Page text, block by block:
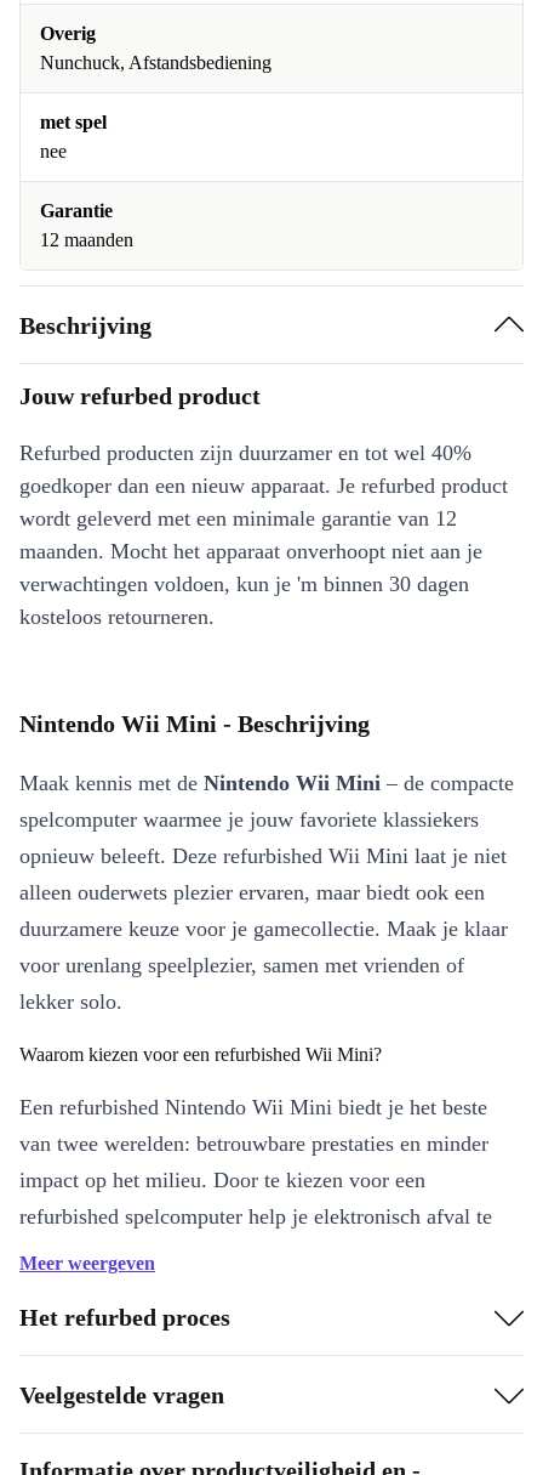
Overig
Nunchuck, Afstandsbediening
met spel
nee
Garantie
12 maanden
Beschrijving
Jouw refurbed product
Refurbed producten zijn duurzamer en tot wel 40%
goedkoper dan een nieuw apparaat. Je refurbed product
wordt geleverd met een minimale garantie van 12
maanden. Mocht het apparaat onverhoopt niet aan je
verwachtingen voldoen, kun je 'm binnen 30 dagen
kosteloos retourneren.
Nintendo Wii Mini - Beschrijving
Maak kennis met de Nintendo Wii Mini – de compacte
spelcomputer waarmee je jouw favoriete klassiekers
opnieuw beleeft. Deze refurbished Wii Mini laat je niet
alleen ouderwets plezier ervaren, maar biedt ook een
duurzamere keuze voor je gamecollectie. Maak je klaar
voor urenlang speelplezier, samen met vrienden of
lekker solo.
Waarom kiezen voor een refurbished Wii Mini?
Een refurbished Nintendo Wii Mini biedt je het beste
van twee werelden: betrouwbare prestaties en minder
impact op het milieu. Door te kiezen voor een
refurbished spelcomputer help je elektronisch afval te
verminderen én verleng je de levensduur van
jezelf, maar ook voor de planeet.
Compact en lichtgewicht:
Meer weergeven
Het refurbed proces
Veelgestelde vragen